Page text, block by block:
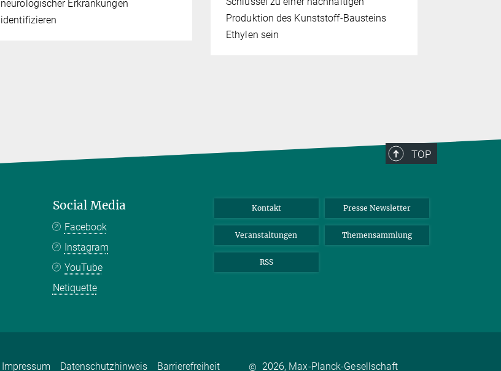
neurologischer Erkrankungen
identifizieren
Produktion des Kunststoff-Bausteins
Ethylen sein
TOP
Social Media
Facebook
Instagram
YouTube
Netiquette
Kontakt Presse Newsletter
Veranstaltungen Themensammlung
RSS
Impressum Datenschutzhinweis Barrierefreiheit © 2026, Max-Planck-Gesellschaft